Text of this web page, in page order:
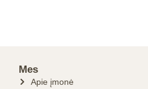
Mes
Apie įmonė